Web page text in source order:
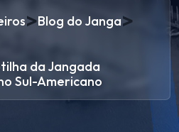
>Blog do Janga>
da Jangada
Sul-Americano